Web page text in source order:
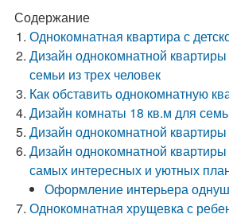
Содержание
Однокомнатная квартира с
Дизайн однокомнатной
семьи из трех человек
Как обставить однокомнатную
Дизайн комнаты 18 кв.м для
Дизайн однокомнатной
Дизайн однокомнатной
самых интересных и уютных
Оформление интерьера
Однокомнатная хрущевка с